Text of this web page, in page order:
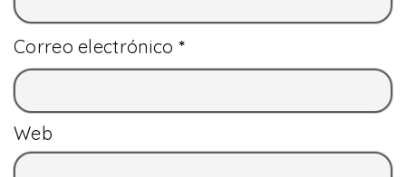
Correo electrónico *
Web